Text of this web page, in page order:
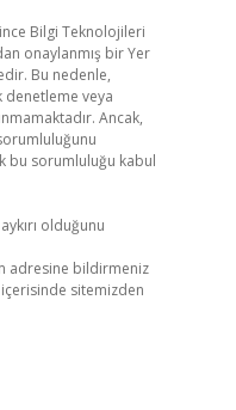
Bilgi Teknolojileri
onaylanmış bir Yer
Bu nedenle,
veya
Ancak,
bu sorumluluğu kabul
olduğunu
adresine bildirmeniz
sitemizden